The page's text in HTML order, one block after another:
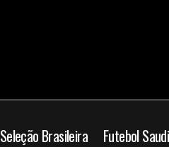
Seleção Brasileira Futebol